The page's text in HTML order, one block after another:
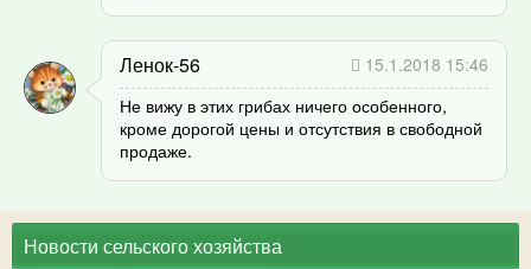
Ленок-56
15.1.2018 15:46
Не вижу в этих грибах ничего особенного,
кроме дорогой цены и отсутствия в свободной
продаже.
Новости сельского хозяйства